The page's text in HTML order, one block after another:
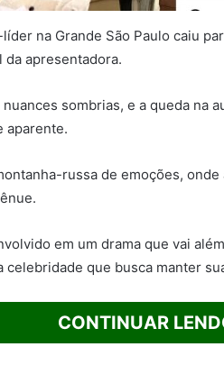
na Grande São Paulo caiu
apresentadora.
sombrias, e a queda na
aparente.
russa de emoções,
em um drama que vai
celebridade que busca manter
CONTINUAR